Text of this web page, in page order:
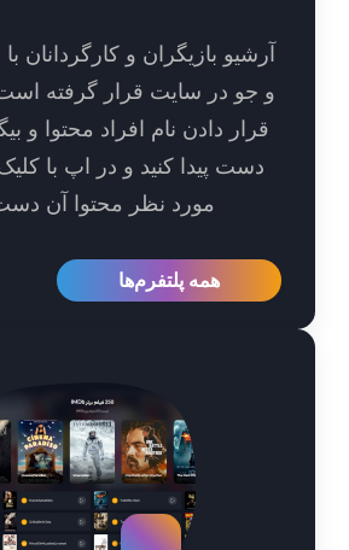
بازیگران و کارگردانان با قابلیت
در سایت قرار گرفته است که
دادن نام افراد محتوا و بیگورافی آن
پیدا کنید و در اپ با کلیک روی
مورد نظر محتوا آن دست یابید.
همه پلتفرم‌ها